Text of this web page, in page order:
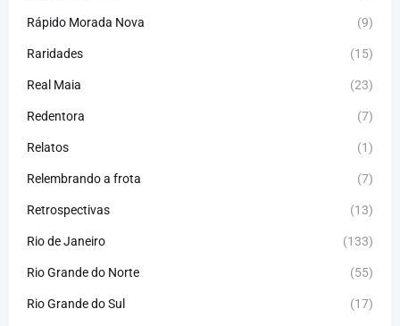
Rápido Morada Nova (9)
Raridades (15)
Real Maia (23)
Redentora (7)
Relatos (1)
Relembrando a frota (7)
Retrospectivas (13)
Rio de Janeiro (133)
Rio Grande do Norte (55)
Rio Grande do Sul (17)